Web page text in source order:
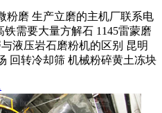
粉磨 生产立磨的主机厂联系电
需要大量方解石 1145雷蒙磨
液压岩石磨粉机的区别 昆明
回转冷却筛 机械粉碎黄土冻块